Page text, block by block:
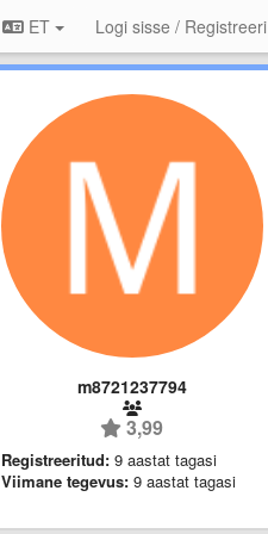
ET Logi sisse / Registreeri
m8721237794
3,99
Registreeritud: 9 aastat tagasi
Viimane tegevus: 9 aastat tagasi